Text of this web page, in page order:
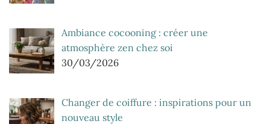
Ambiance cocooning : créer une
atmosphère zen chez soi
30/03/2026
Changer de coiffure : inspirations pour un
nouveau style